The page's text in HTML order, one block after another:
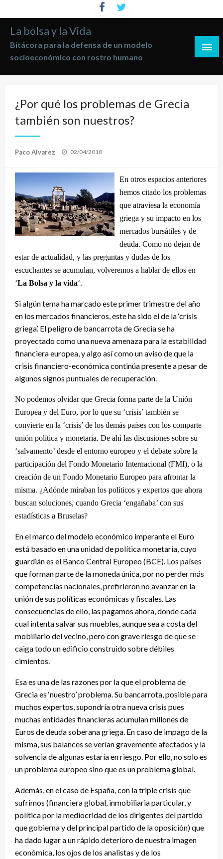
al
contenido
La bolsa y la Vida
Bitácora para la defensa de un modelo
socioeconómico con rostro humano
¿Por qué los problemas de Grecia
también son nuestros?
Paco Alvarez
Publicado
02/04/2010
En otros espacios anteriores
hemos citado los problemas
que atraviesa la economía
griega y su impacto en los
mercados bursátiles y de
deuda. Como no dejan de
estar de actualidad, y las preguntas y dudas de los
escuchantes se acumulan, volveremos a hablar de ellos en
‘La Bolsa y la vida‘.
Si algún tema ha marcado este primer trimestre del año
en los mercados financieros, este ha sido el de la ‘crisis
griega’. El peligro de bancarrota de Grecia se ha
proyectado como una nueva amenaza para la estabilidad
financiera europea, y algo así como un aviso de que la
crisis financiero-económica continúa presente a pesar de
algunos signos puntuales de recuperación.
No podemos olvidar que Grecia forma parte de la Unión
Europea y del Euro, por lo que su ‘crisis’ también se
convierte en la ‘crisis’ de los demás países con los comparte
unión política y monetaria. De ahí las discusiones sobre su
‘salvamento’ desde el entorno europeo y el debate sobre la
participación del Fondo Monetario Internacional (FMI), o la
creación de un Fondo Monetario Europeo para afrontar la
misma. ¿Adónde miraban los políticos y expertos que ahora
buscan soluciones, cuando Grecia ‘engañaba’ con sus
estadísticas a Bruselas?
En el marco del modelo económico imperante el Euro
está basado en una unidad de política monetaria, cuyo
guardián es el Banco Central Europeo (BCE). Los países
que forman parte de la moneda única, por no perder más
competencias nacionales, prefirieron no avanzar en la
unión de sus políticas económicas y fiscales. Las
consecuencias de ello, las pagamos ahora, donde cada
cual intenta salvar sus muebles, aunque sea a costa del
mobiliario del vecino, pero con grave riesgo de que se
caiga todo un edificio construido sobre débiles
cimientos.
Esa es una de las razones por la que el problema de
Grecia es ‘nuestro’ problema. Su bancarrota, posible para
muchos expertos, supondría otra nueva crisis pues
muchas entidades financieras acumulan millones de
Euros de deuda soberana griega. En caso de impago de la
misma, sus balances se verían gravemente afectados y la
solvencia de algunas estaría en riesgo. Por ello, no solo es
un problema europeo sino que es un problema global.
Además, en el caso de España, con la triple crisis que
sufrimos (financiera global, inmobiliaria particular, y
política por la mediocridad de los dirigentes del partido
que gobierna y del principal partido de la oposición) que
ha dado lugar a un rápido deterioro de nuestra imagen
económica, los ojos de los analistas y de los